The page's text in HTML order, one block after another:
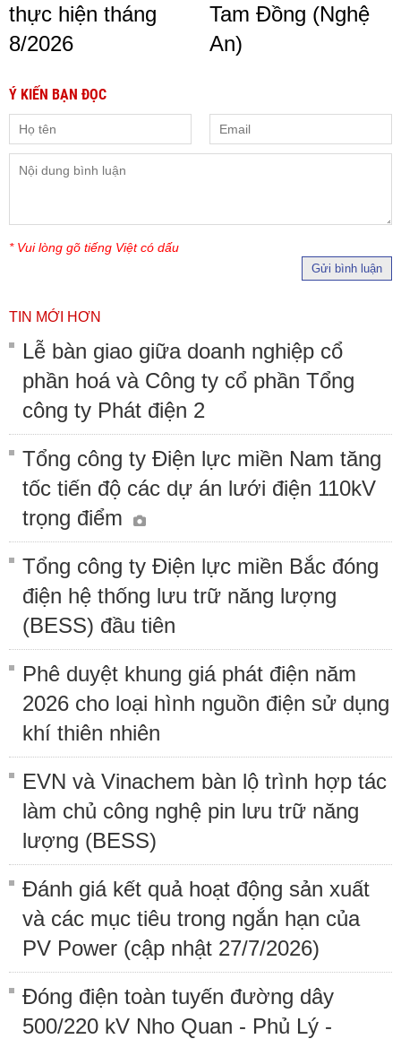
thực hiện tháng
8/2026
Tam Đồng (Nghệ
An)
Ý KIẾN BẠN ĐỌC
* Vui lòng gõ tiếng Việt có dấu
Gửi bình luận
TIN MỚI HƠN
Lễ bàn giao giữa doanh nghiệp cổ
phần hoá và Công ty cổ phần Tổng
công ty Phát điện 2
Tổng công ty Điện lực miền Nam tăng
tốc tiến độ các dự án lưới điện 110kV
trọng điểm
Tổng công ty Điện lực miền Bắc đóng
điện hệ thống lưu trữ năng lượng
(BESS) đầu tiên
Phê duyệt khung giá phát điện năm
2026 cho loại hình nguồn điện sử dụng
khí thiên nhiên
EVN và Vinachem bàn lộ trình hợp tác
làm chủ công nghệ pin lưu trữ năng
lượng (BESS)
Đánh giá kết quả hoạt động sản xuất
và các mục tiêu trong ngắn hạn của
PV Power (cập nhật 27/7/2026)
Đóng điện toàn tuyến đường dây
500/220 kV Nho Quan - Phủ Lý -